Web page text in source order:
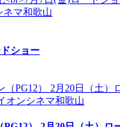
ショー